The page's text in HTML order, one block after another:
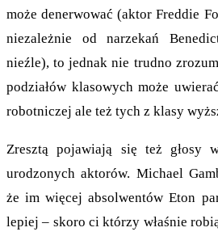
może denerwować (aktor Freddie
niezależnie od narzekań
nieźle), to jednak nie trudno
podziałów klasowych może
robotniczej ale też tych z klasy
Zresztą pojawiają się też głosy
urodzonych aktorów. Michael
że im więcej absolwentów Eton
lepiej – skoro ci którzy właśnie